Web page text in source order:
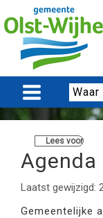
Lees voor
Agenda
Laatst gewijzigd:
Gemeentelijke